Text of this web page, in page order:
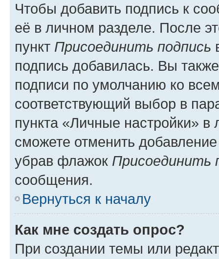
Чтобы добавить подпись к
её в личном разделе. После
пункт Присоединить подпись
подпись добавилась. Вы
подписи по умолчанию ко
соответствующий выбор в
пункта «Личные настройки»
сможете отменить
убрав флажок Присоединить
сообщения.
Вернуться к началу
Как мне создать опрос?
При создании темы или